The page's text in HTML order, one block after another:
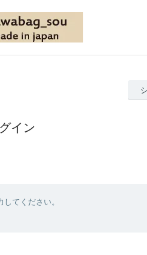
イン
てください。